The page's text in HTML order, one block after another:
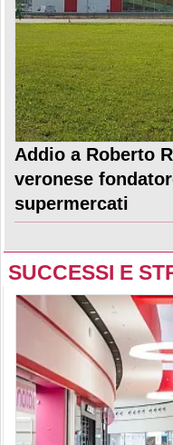
Addio a Roberto
veronese
supermercati
SUCCESSI E